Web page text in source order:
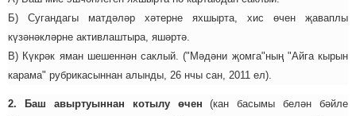
Б) Сугандагы матдәләр хәтерне яхшырта, хис өчен җаваплы
күзәнәкләрне активлаштыра, яшәртә.
В) Күкрәк яман шешеннән саклый. ("Мәдәни җомга"ның "Айга кырын
карама" рубрикасыннан алынды, 26 нчы сан, 2011 ел).
2. Баш авыртуыннан котылу өчен (кан басымы белән бәйле